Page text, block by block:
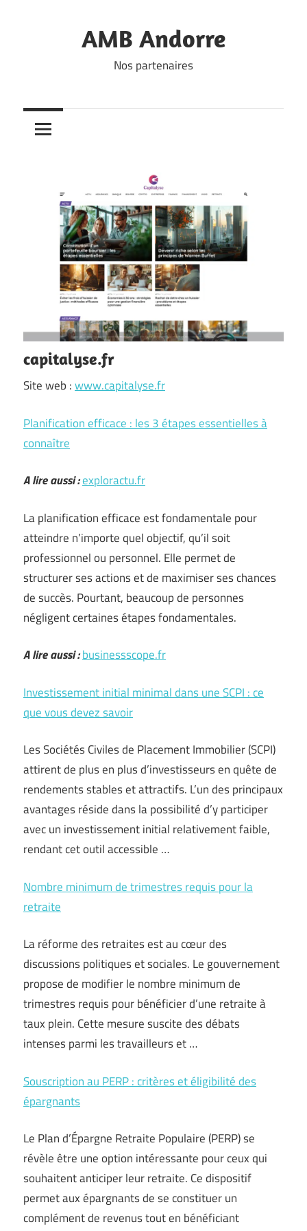
AMB Andorre
Nos partenaires
capitalyse.fr
Site web :www.capitalyse.fr
Planification efficace : les 3 étapes essentielles à
connaître
A lire aussi :exploractu.fr
La planification efficace est fondamentale pour
atteindre n’importe quel objectif, qu’il soit
professionnel ou personnel. Elle permet de
structurer ses actions et de maximiser ses chances
de succès. Pourtant, beaucoup de personnes
négligent certaines étapes fondamentales.
A lire aussi :businessscope.fr
Investissement initial minimal dans une SCPI : ce
que vous devez savoir
Les Sociétés Civiles de Placement Immobilier (SCPI)
attirent de plus en plus d’investisseurs en quête de
rendements stables et attractifs. L’un des principaux
avantages réside dans la possibilité d’y participer
avec un investissement initial relativement faible,
rendant cet outil accessible …
Nombre minimum de trimestres requis pour la
retraite
La réforme des retraites est au cœur des
discussions politiques et sociales. Le gouvernement
propose de modifier le nombre minimum de
trimestres requis pour bénéficier d’une retraite à
taux plein. Cette mesure suscite des débats
intenses parmi les travailleurs et …
Souscription au PERP : critères et éligibilité des
épargnants
Le Plan d’Épargne Retraite Populaire (PERP) se
révèle être une option intéressante pour ceux qui
souhaitent anticiper leur retraite. Ce dispositif
permet aux épargnants de se constituer un
complément de revenus tout en bénéficiant